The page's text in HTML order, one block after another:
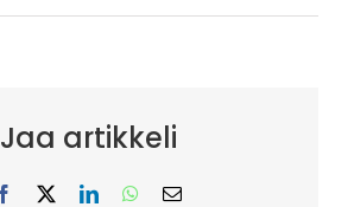
Jaa artikkeli
Facebook LinkedInWhatsAppSähköposti